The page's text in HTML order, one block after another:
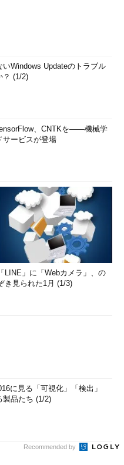
Windows Updateのトラブル
？ (1/2)
、CNTKを――機械学
サービスが登場
「LINE」に「Webカメラ」、の
き見られた1月 (1/3)
に見る「可視化」「検出」
製品たち (1/2)
Recommended by